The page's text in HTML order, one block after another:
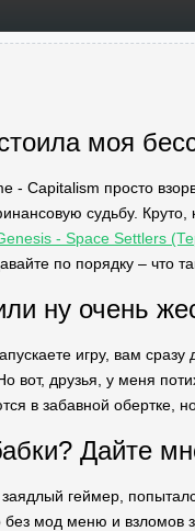
моя
- Capitalism просто
судьбу. Круто,
- Space Settlers
по порядку – что
ну очень
игру, вам
вот, друзья, у меня
в забавной обертке,
Дайте
геймер,
без мод меню и взломов